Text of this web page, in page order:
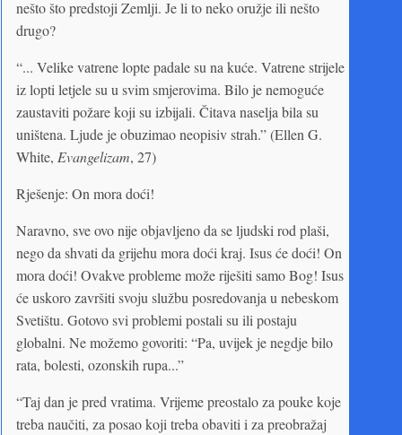
nešto što predstoji Zemlji. Je li to neko oružje ili nešto
drugo?
“... Velike vatrene lopte padale su na kuće. Vatrene strijele
iz lopti letjele su u svim smjerovima. Bilo je nemoguće
zaustaviti požare koji su izbijali. Čitava naselja bila su
uništena. Ljude je obuzimao neopisiv strah.” (Ellen G.
White, Evangelizam, 27)
Rješenje: On mora doći!
Naravno, sve ovo nije objavljeno da se ljudski rod plaši,
nego da shvati da grijehu mora doći kraj. Isus će doći! On
mora doći! Ovakve probleme može riješiti samo Bog! Isus
će uskoro završiti svoju službu posredovanja u nebeskom
Svetištu. Gotovo svi problemi postali su ili postaju
globalni. Ne možemo govoriti: “Pa, uvijek je negdje bilo
rata, bolesti, ozonskih rupa...”
“Taj dan je pred vratima. Vrijeme preostalo za pouke koje
treba naučiti, za posao koji treba obaviti i za preobražaj